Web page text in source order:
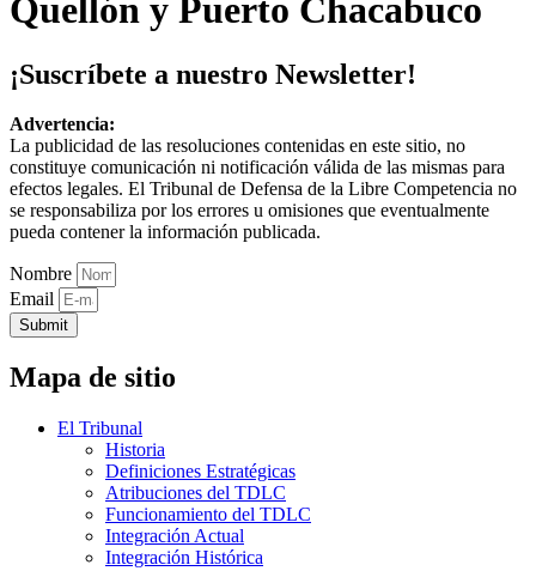
Quellón y Puerto Chacabuco
¡Suscríbete a nuestro Newsletter!
Advertencia:
La publicidad de las resoluciones contenidas en este sitio, no
constituye comunicación ni notificación válida de las mismas para
efectos legales. El Tribunal de Defensa de la Libre Competencia no
se responsabiliza por los errores u omisiones que eventualmente
pueda contener la información publicada.
Nombre
Email
Submit
Mapa de sitio
El Tribunal
Historia
Definiciones Estratégicas
Atribuciones del TDLC
Funcionamiento del TDLC
Integración Actual
Integración Histórica